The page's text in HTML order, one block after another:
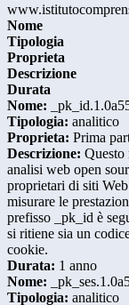
Nome
Tipologia
Proprieta
Descrizione
Durata
Nome:
Tipologia: analitico
Proprieta: Prima
Descrizione: Questo
analisi web open
proprietari di siti
misurare le
prefisso _pk_id è
si ritiene sia un
cookie.
Durata: 1 anno
Nome:
Tipologia: analitico